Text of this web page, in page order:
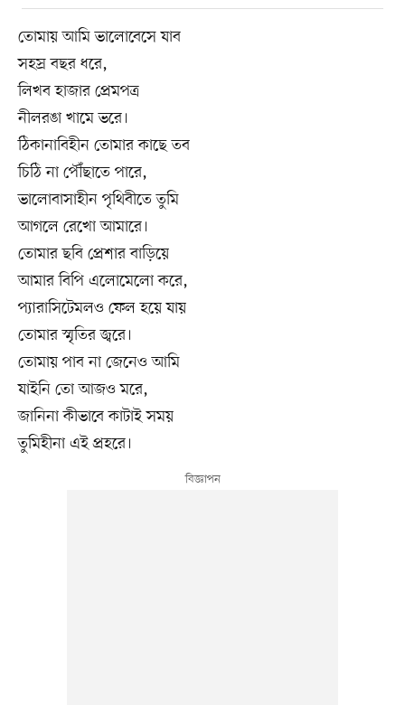
তোমায় আমি ভালোবেসে যাব
সহস্র বছর ধরে,
লিখব হাজার প্রেমপত্র
নীলরঙা খামে ভরে।
ঠিকানাবিহীন তোমার কাছে তব
চিঠি না পৌঁছাতে পারে,
ভালোবাসাহীন পৃথিবীতে তুমি
আগলে রেখো আমারে।
তোমার ছবি প্রেশার বাড়িয়ে
আমার বিপি এলোমেলো করে,
প্যারাসিটেমলও ফেল হয়ে যায়
তোমার স্মৃতির জ্বরে।
তোমায় পাব না জেনেও আমি
যাইনি তো আজও মরে,
জানিনা কীভাবে কাটাই সময়
তুমিহীনা এই প্রহরে।